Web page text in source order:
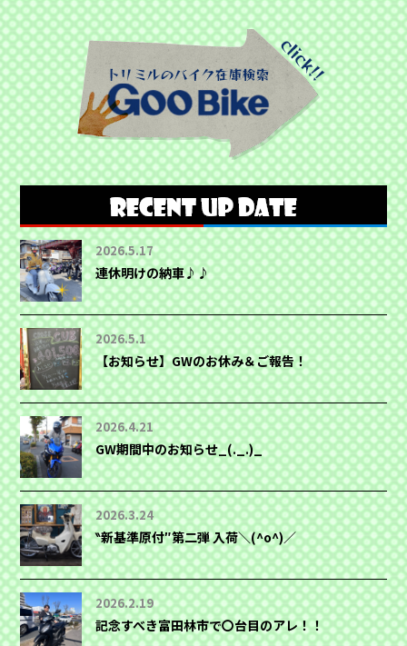
2026.5.17
連休明けの納車♪♪
2026.5.1
【お知らせ】GWのお休み＆ご報告！
2026.4.21
GW期間中のお知らせ_(._.)_
2026.3.24
‶新基準原付″第二弾 入荷＼(^o^)／
2026.2.19
記念すべき富田林市で〇台目のアレ！！